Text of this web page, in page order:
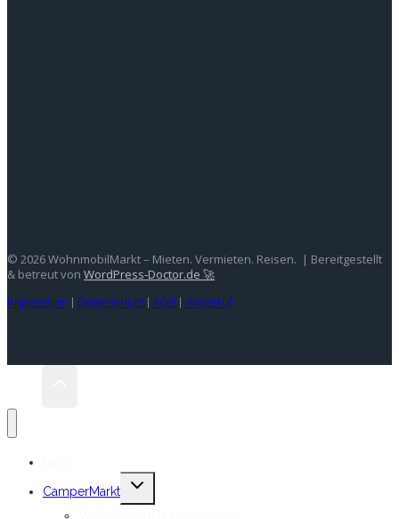
© 2026 WohnmobilMarkt – Mieten. Vermieten. Reisen. | Bereitgestellt
& betreut von WordPress-Doctor.de 🚀
Impressum Datenschutz AGB Widerruf
CamperMarkt
Untermenü
umschalten